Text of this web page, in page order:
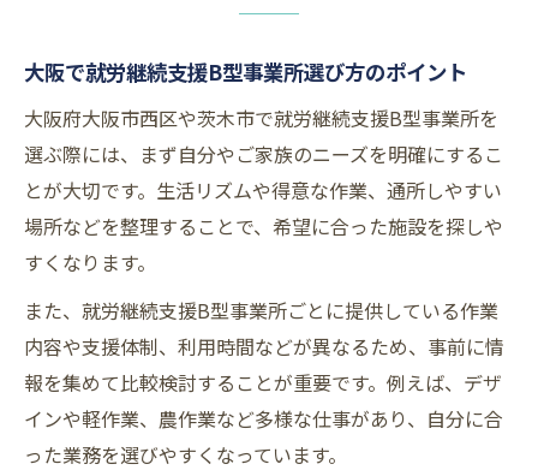
茨木市で就労継続支援B型事業所を選ぶ際の
要点
茨木市のB型作業所探しで押さえたい比較ポ
イント
相談支援センターを活用した茨木市B型事業
所の探し方
茨木市の就労継続支援B型とA型の違いを理
解する
茨木市就労支援で必要な準備と確認事項
相談支援センターを通じたB型作業所の見つけ
方
大阪で就労継続支援B型事業所選び方のポイント
大阪府大阪市西区や茨木市で就労継続支援B型事業所を
選ぶ際には、まず自分やご家族のニーズを明確にするこ
とが大切です。生活リズムや得意な作業、通所しやすい
場所などを整理することで、希望に合った施設を探しや
すくなります。
また、就労継続支援B型事業所ごとに提供している作業
内容や支援体制、利用時間などが異なるため、事前に情
報を集めて比較検討することが重要です。例えば、デザ
インや軽作業、農作業など多様な仕事があり、自分に合
った業務を選びやすくなっています。